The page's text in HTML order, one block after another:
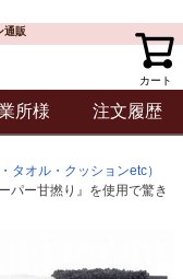
通販
カート
所様 注文履歴
タオル・クッションetc）
パー甘撚り』を使用で驚き